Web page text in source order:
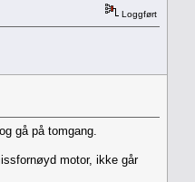
Loggført
gå på tomgang.
motor, ikke går